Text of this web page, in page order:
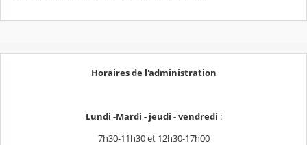
Horaires de l'administration
Lundi -Mardi - jeudi - vendredi :
7h30-11h30 et 12h30-17h00